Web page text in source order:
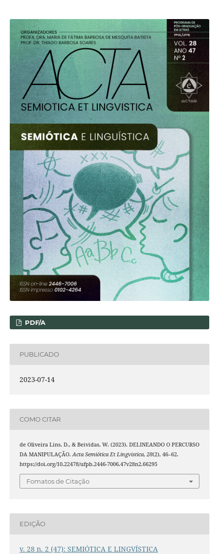
PDF/A
PUBLICADO
2023-07-14
COMO CITAR
de Oliveira Lins, D., & Beividas, W. (2023). DELINEANDO O PERCURSO
DA MANIPULAÇÃO.Acta Semiótica Et Lingvistica, 28(2), 46–62.
https://doi.org/10.22478/ufpb.2446-7006.47v28n2.66295
Fomatos de Citação
EDIÇÃO
v. 28 n. 2 (47): SEMIÓTICA E LINGVÍSTICA